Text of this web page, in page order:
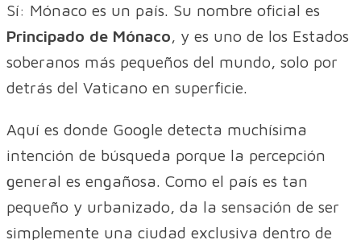
Sí: Mónaco es un país. Su nombre oficial es
Principado de Mónaco, y es uno de los Estados
soberanos más pequeños del mundo, solo por
detrás del Vaticano en superficie.
Aquí es donde Google detecta muchísima
intención de búsqueda porque la percepción
general es engañosa. Como el país es tan
pequeño y urbanizado, da la sensación de ser
simplemente una ciudad exclusiva dentro de